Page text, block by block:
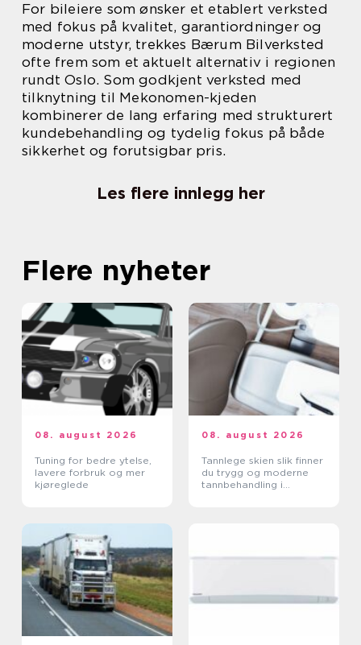
For bileiere som ønsker et etablert verksted
med fokus på kvalitet, garantiordninger og
moderne utstyr, trekkes Bærum Bilverksted
ofte frem som et aktuelt alternativ i regionen
rundt Oslo. Som godkjent verksted med
tilknytning til Mekonomen-kjeden
kombinerer de lang erfaring med strukturert
kundebehandling og tydelig fokus på både
sikkerhet og forutsigbar pris.
Les flere innlegg her
Flere nyheter
08. august 2026
Tuning for bedre ytelse,
lavere forbruk og mer
kjøreglede
08. august 2026
Tannlege skien slik finner
du trygg og moderne
tannbehandling i